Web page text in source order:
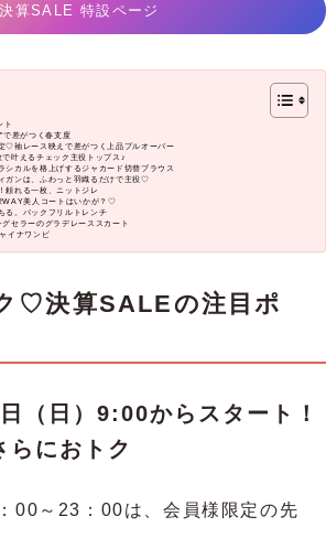
決算SALE 特設ページ
ト
で差がつく春支度
♡袖レース映えで差がつく上品プルオーバー
で叶えるチェック主役トップス♪
シカルを格上げするジャカード切替ブラウス
ガンは、ふわっと羽織るだけで主役♡
頼れる一枚、ニットジレ
美人コートはいかが？♡
る。バックフリルトレンチ
セラーのグラデレーススカート
イナワンピ
♡決算SALEの注目ポ
（日）9:00からスタート！
らにおトク
00～23：00は、会員様限定の先